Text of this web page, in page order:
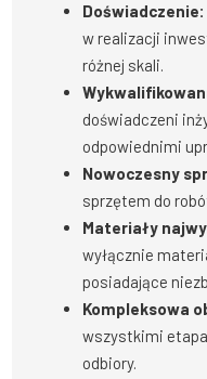
Doświadczenie:
w realizacji
różnej skali.
doświadczeni
odpowiednimi
Nowoczesny
sprzętem do
Materiały
wyłącznie
posiadające
Kompleksowa
wszystkimi
odbiory.